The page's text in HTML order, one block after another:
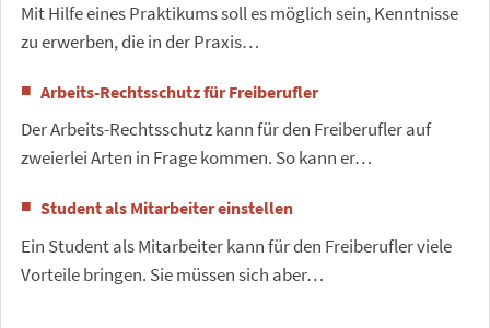
Mit Hilfe eines Praktikums soll es möglich sein, Kenntnisse
zu erwerben, die in der Praxis…
Arbeits-Rechtsschutz für Freiberufler
Der Arbeits-Rechtsschutz kann für den Freiberufler auf
zweierlei Arten in Frage kommen. So kann er…
Student als Mitarbeiter einstellen
Ein Student als Mitarbeiter kann für den Freiberufler viele
Vorteile bringen. Sie müssen sich aber…